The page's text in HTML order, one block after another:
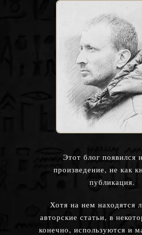
Этот блог появился
произведение, не как
публикация.
Хотя на нем находятся
авторские статьи, в
конечно, используются и